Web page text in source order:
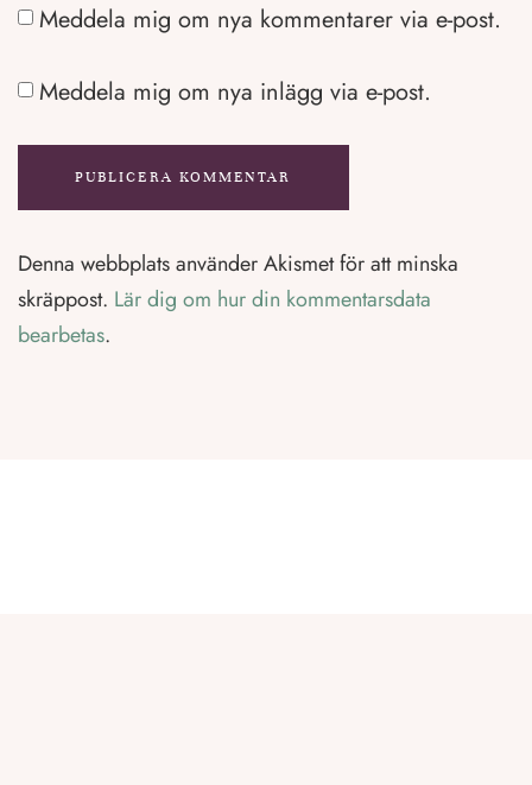
Meddela mig om nya kommentarer via e-post.
Meddela mig om nya inlägg via e-post.
Denna webbplats använder Akismet för att minska
skräppost. Lär dig om hur din kommentarsdata
bearbetas.